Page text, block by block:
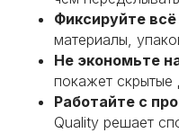
Фиксируйте
материалы,
Не экономьте
покажет скрытые
Работайте с
Quality решает
Предоставим
информации о
партнерах.